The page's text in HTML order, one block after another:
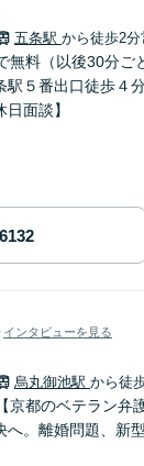
五条駅 から徒歩2分
無料（以後30分
駅５番出口徒歩４
面談】
インタビューを見る
烏丸御池駅 から徒
京都のベテラン
へ。離婚問題、新